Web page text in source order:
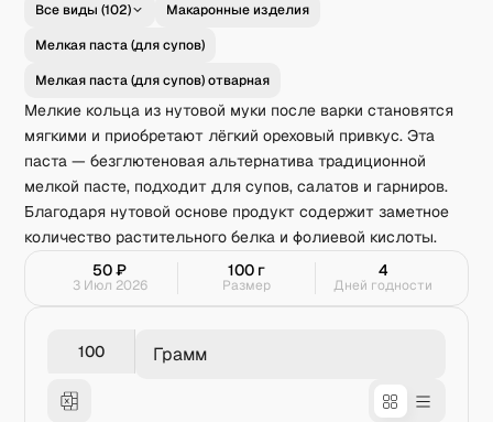
Все виды (102)
Макаронные изделия
Мелкая паста (для супов)
Мелкая паста (для супов) отварная
Мелкие кольца из нутовой муки после варки становятся
мягкими и приобретают лёгкий ореховый привкус. Эта
паста — безглютеновая альтернатива традиционной
мелкой пасте, подходит для супов, салатов и гарниров.
Благодаря нутовой основе продукт содержит заметное
количество растительного белка и фолиевой кислоты.
50₽
3 Июл 2026
100 г
Размер
4
Дней годности
Грамм